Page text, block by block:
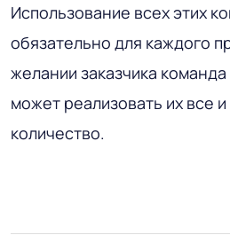
Использование всех этих
обязательно для каждого
желании заказчика
может реализовать их все
количество.